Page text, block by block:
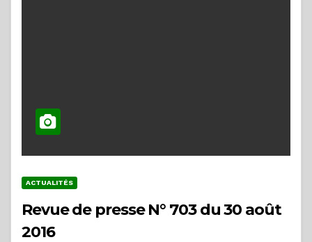
ACTUALITÉS
Revue de presse N° 703 du 30 août
2016